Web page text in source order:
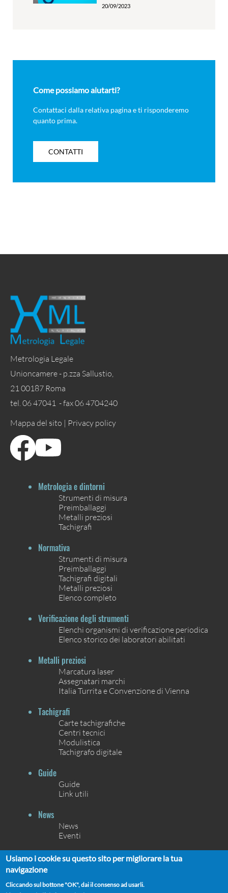
20/09/2023
Come possiamo aiutarti?
Contattaci dalla relativa pagina e ti risponderemo
quanto prima.
CONTATTI
Metrologia Legale
Unioncamere - p.zza Sallustio,
21 00187 Roma
tel. 06 47041 - fax 06 4704240
Mappa del sito | Privacy policy
Metrologia e dintorni
Strumenti di misura
Preimballaggi
Metalli preziosi
Tachigrafi
Normativa
Strumenti di misura
Preimballaggi
Tachigrafi digitali
Metalli preziosi
Elenco completo
Verificazione degli strumenti
Elenchi organismi di verificazione periodica
Elenco storico dei laboratori abilitati
Metalli preziosi
Marcatura laser
Assegnatari marchi
Italia Turrita e Convenzione di Vienna
Tachigrafi
Carte tachigrafiche
Centri tecnici
Modulistica
Tachigrafo digitale
Guide
Guide
Link utili
News
News
Eventi
Contatti
Usiamo i cookie su questo sito per migliorare la tua
navigazione
Cliccando sul bottone "OK", dai il consenso ad usarli.